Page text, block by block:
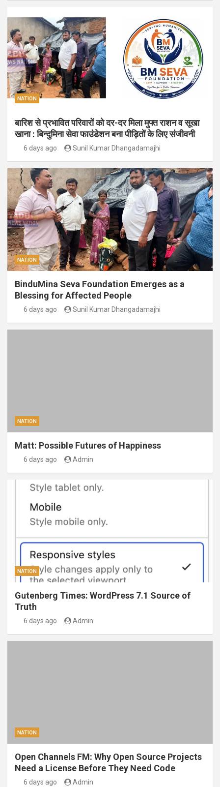
NATION
बारिश से प्रभावित परिवारों को दर-दर मिला मुफ्त राशन व सूखा
खाना : बिन्दुमिना सेवा फाउंडेशन बना पीड़ितों के लिए संजीवनी
6 days ago Sunil Kumar Dhangadamajhi
NATION
BinduMina Seva Foundation Emerges as a
Blessing for Affected People
6 days ago Sunil Kumar Dhangadamajhi
NATION
Matt: Possible Futures of Happiness
6 days ago Admin
NATION
Gutenberg Times: WordPress 7.1 Source of
Truth
6 days ago Admin
NATION
Open Channels FM: Why Open Source Projects
Need a License Before They Need Code
6 days ago Admin